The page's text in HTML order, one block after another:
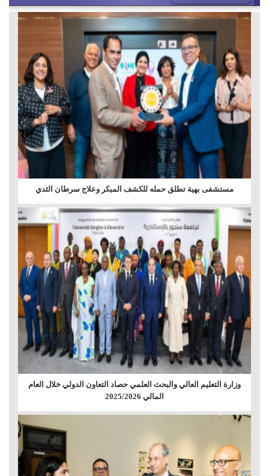
مستشفى بهية تطلق حمله للكشف المبكر وعلاج سرطان الثدي
وزارة التعليم العالي والبحث العلمي حصاد التعاون الدولي خلال العام
المالي 2025/2026